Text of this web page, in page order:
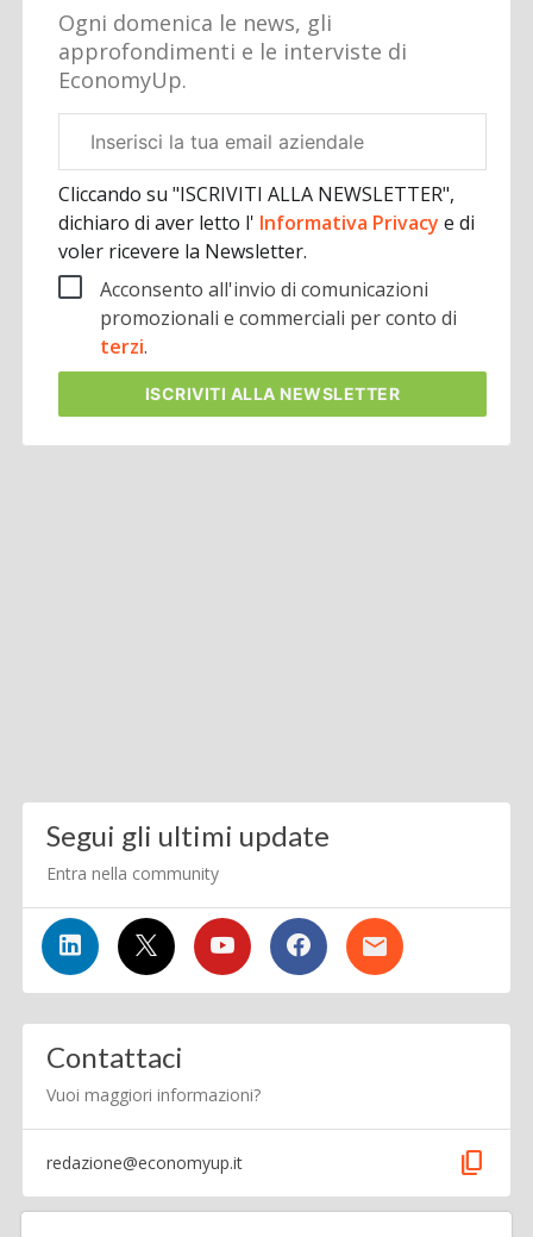
Ogni domenica le news, gli
approfondimenti e le interviste di
EconomyUp.
aziendale
Cliccando su "ISCRIVITI ALLA NEWSLETTER",
dichiaro di aver letto l' Informativa Privacye di
voler ricevere la Newsletter.
Acconsento all'invio di comunicazioni
promozionali e commerciali per conto di
terzi.
ISCRIVITI ALLA NEWSLETTER
Segui gli ultimi update
Entra nella community
Contattaci
Vuoi maggiori informazioni?
redazione@economyup.it content_copy